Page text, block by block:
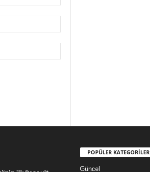
POPÜLER KATEGORİLER
Güncel